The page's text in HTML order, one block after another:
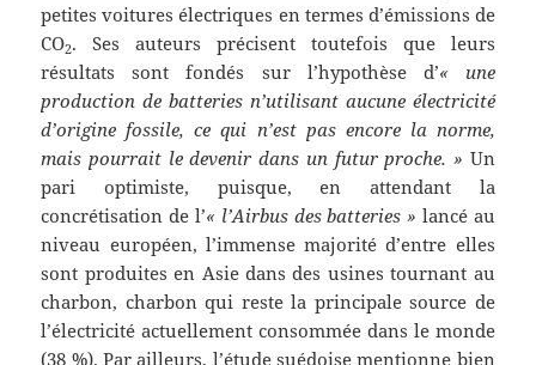
petites voitures électriques en termes d’émissions de
CO2. Ses auteurs précisent toutefois que leurs
résultats sont fondés sur l’hypothèse d’« une
production de batteries n’utilisant aucune électricité
d’origine fossile, ce qui n’est pas encore la norme,
mais pourrait le devenir dans un futur proche. » Un
pari optimiste, puisque, en attendant la
concrétisation de l’« l’Airbus des batteries » lancé au
niveau européen, l’immense majorité d’entre elles
sont produites en Asie dans des usines tournant au
charbon, charbon qui reste la principale source de
l’électricité actuellement consommée dans le monde
(38 %). Par ailleurs, l’étude suédoise mentionne bien